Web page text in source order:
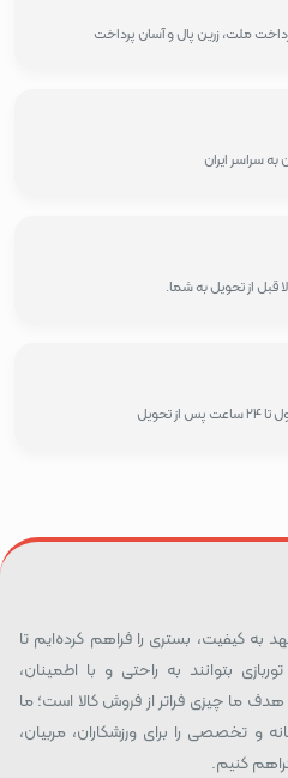
ملت، زرین پال و آسان پرداخت
سراسر ایران
قبل از تحویل به شما.
به کیفیت، بستری را فراهم کرده‌ایم تا
بتوانند به راحتی و با اطمینان،
هدف ما چیزی فراتر از فروش کالا است؛ ما
و تخصصی را برای ورزشکاران، مربیان،
کنیم.